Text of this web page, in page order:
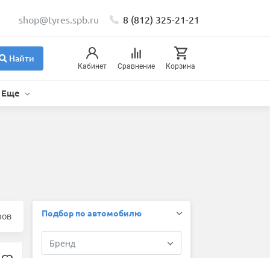
shop@tyres.spb.ru 8 (812) 325-21-21
Найти
Кабинет Сравнение Корзина
Еще
Подбор по автомобилю